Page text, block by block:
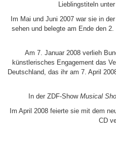
Lieblingstiteln
Im Mai und Juni 2007 war sie in
sehen und belegte am Ende den
Am 7. Januar 2008 verlieh
künstlerisches Engagement das
Deutschland, das ihr am 7. April
In der ZDF-Show Musical
Im April 2008 feierte sie mit dem
CD